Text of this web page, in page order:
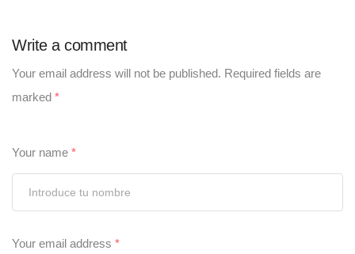
Write a comment
Your email address will not be published. Required fields are
marked *
Your name *
Your email address *